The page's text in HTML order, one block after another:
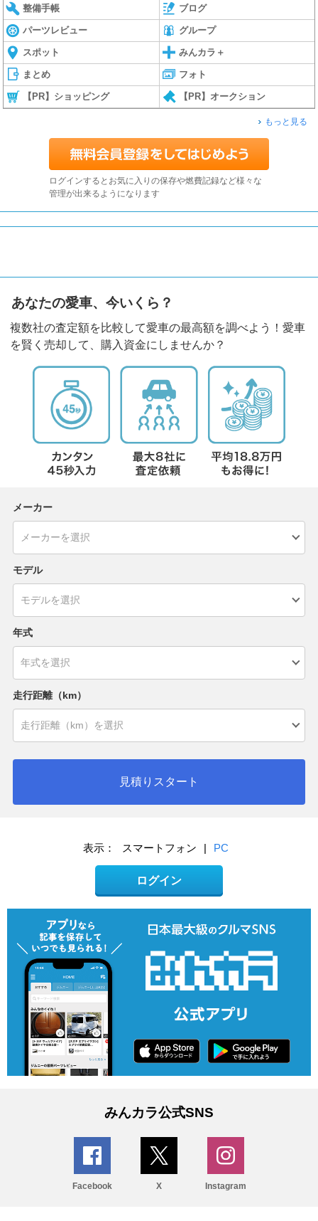
整備手帳 ブログ
パーツレビュー グループ
スポット みんカラ＋
まとめ フォト
【PR】ショッピング 【PR】オークション
もっと見る
ログインするとお気に入りの保存や燃費記録など様々な
管理が出来るようになります
あなたの愛車、今いくら？
複数社の査定額を比較して愛車の最高額を調べよう！愛車
を賢く売却して、購入資金にしませんか？
メーカー
モデル
年式
走行距離（km）
見積りスタート
表示： スマートフォン | PC
ログイン
みんカラ公式SNS
Facebook X Instagram